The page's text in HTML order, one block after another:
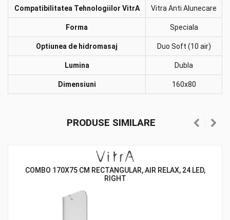
Compatibilitatea Tehnologiilor VitrA Vitra Anti Alunecare
Forma Speciala
Optiunea de hidromasaj Duo Soft (10 air)
Lumina Dubla
Dimensiuni 160x80
PRODUSE SIMILARE
COMBO 170X75 CM RECTANGULAR, AIR RELAX, 24 LED,
RIGHT